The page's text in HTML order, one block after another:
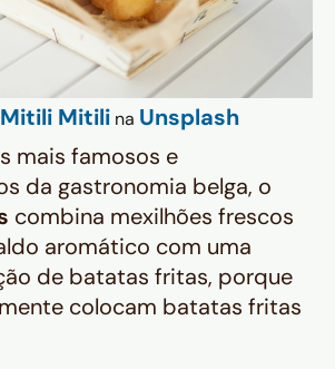
Mitili Mitilina Unsplash
mais famosos e
da gastronomia belga, o
combina mexilhões frescos
aromático com uma
de batatas fritas, porque
colocam batatas fritas